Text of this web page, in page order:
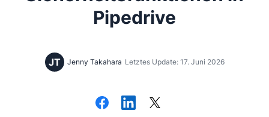
Pipedrive
JT Jenny Takahara Letztes Update: 17. Juni 2026